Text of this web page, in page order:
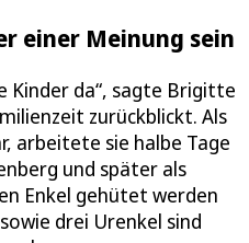
einer Meinung sein
Kinder da“, sagte Brigitte
zurückblickt. Als
arbeitete sie halbe Tage
und später als
Enkel gehütet werden
drei Urenkel sind